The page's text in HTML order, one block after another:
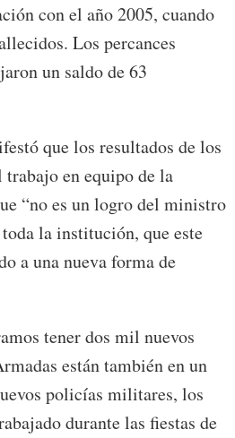
con el año 2005, cuando
Los percances
un saldo de 63
que los resultados de los
trabajo en equipo de la
“no es un logro del ministro
la institución, que este
a una nueva forma de
tener dos mil nuevos
están también en un
policías militares, los
durante las fiestas de